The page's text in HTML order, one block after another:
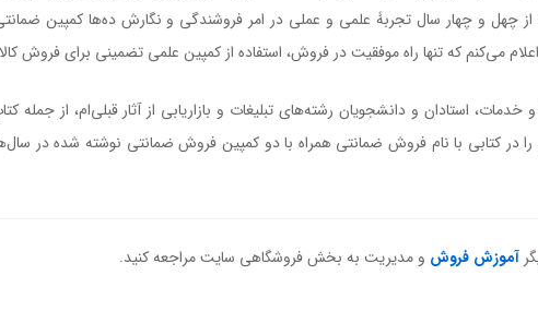
از چهل و چهار سال تجربۀ علمی و عملی در امر فروشندگی و نگارش ده‌ها کمپین
می‌کنم که تنها راه موفقیت در فروش، استفاده از کمپین علمی تضمینی برای فروش
آموزش فروش و مدیریت به بخش فروشگاهی سایت مراجعه کنید.